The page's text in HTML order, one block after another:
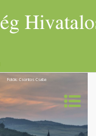
Fotók: Csontos Csaba